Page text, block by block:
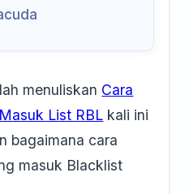
menuliskan Cara
List RBL kali ini
bagaimana cara
masuk Blacklist